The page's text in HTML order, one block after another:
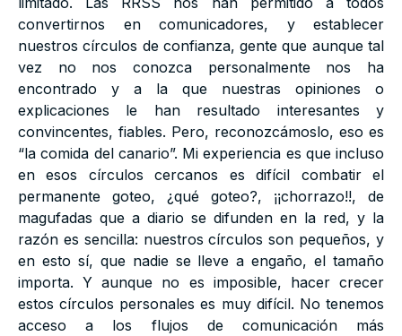
convertirnos en comunicadores, y establecer
nuestros círculos de confianza, gente que aunque tal
vez no nos conozca personalmente nos ha
encontrado y a la que nuestras opiniones o
explicaciones le han resultado interesantes y
convincentes, fiables. Pero, reconozcámoslo, eso es
“la comida del canario”. Mi experiencia es que incluso
en esos círculos cercanos es difícil combatir el
permanente goteo, ¿qué goteo?, ¡¡chorrazo!!, de
magufadas que a diario se difunden en la red, y la
razón es sencilla: nuestros círculos son pequeños, y
en esto sí, que nadie se lleve a engaño, el tamaño
importa. Y aunque no es imposible, hacer crecer
estos círculos personales es muy difícil. No tenemos
acceso a los flujos de comunicación más